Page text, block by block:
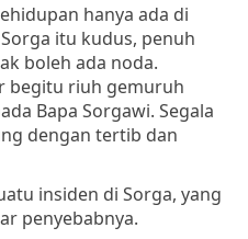
hanya ada di
itu kudus, penuh
boleh ada noda.
begitu riuh gemuruh
Bapa Sorgawi. Segala
dengan tertib dan
insiden di Sorga, yang
penyebabnya.